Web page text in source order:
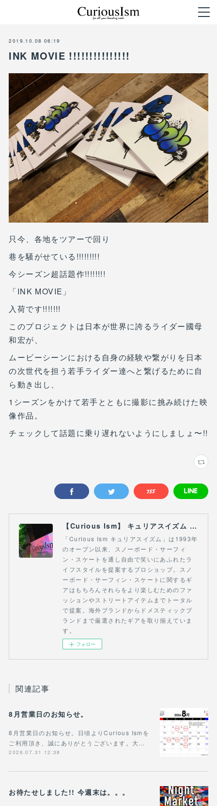
2019.10.08 06:19
INK MOVIE !!!!!!!!!!!!!!!
只今、各地をツアーで回り
巷を騒がせている!!!!!!!!!
今シーズン超話題作!!!!!!!!
「INK MOVIE」
入荷です!!!!!!!
このプロジェクトは日本が世界に誇るライダー國母
和宏が、
ムービーシーンにおける自身の経験や繋がりを日本
の次世代を担う若手ライダー達へと繋げるために自
ら動き出し、
1シーズンをかけて若手とともに撮影に挑み続けた映
像作品。
チェックして話題に乗り遅れないようにしましょ〜!!
【Curious Ism】 キュリアスイズム l スノーボードショップ サーフショップ 福島県 会津若松市 郡山市 通販
「Curious Ism キュリアスイズム」は1993年
のオープン以来、スノーボード・サーフィ
ン・スケートを通し自由で笑いにあふれたラ
イフスタイルを提案するプロショップ。スノ
ーボード・サーフィン・スケートに関するギ
アはもちろんそれらをより楽しむためのファ
ッションやストリートアイテムまでトータル
で提案。海外ブランドからドメスティックブ
ランドまで厳選されたギアを取り揃えていま
す。
フォロー
関連記事
8月営業日のお知らせ。
8月営業日のお知らせ。日頃よりCurious Ismを
ご利用頂き、誠にありがとうございます。大…
2026.07.31 12:38
お待たせしました!! 今週末は。。。